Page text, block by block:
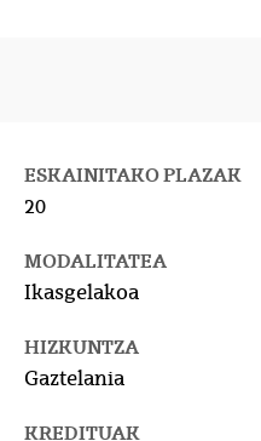
ESKAINITAKO PLAZAK
20
MODALITATEA
Ikasgelakoa
HIZKUNTZA
Gaztelania
KREDITUAK